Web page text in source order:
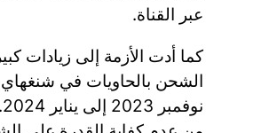
عبر القناة.
كما أدت الأزمة إلى زيادات